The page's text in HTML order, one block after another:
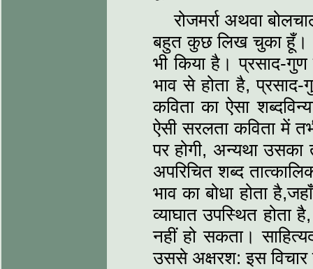
रोजमर्रा अथवा
बहुत कुछ लिख चुका हूँ।
भी किया है। प्रसाद-
भाव से होता है,
कविता का ऐसा
ऐसी सरलता कविता में
पर होगी, अन्यथा उसका
अपरिचित शब्द
भाव का बोधा होता
व्याघात उपस्थित होता
नहीं हो सकता।
उससे अक्षरश: इस विचार